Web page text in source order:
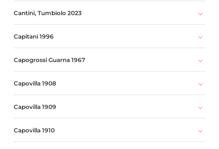
Cantini, Tumbiolo 2023
Capitani 1996
Capogrossi Guarna 1967
Capovilla 1908
Capovilla 1909
Capovilla 1910